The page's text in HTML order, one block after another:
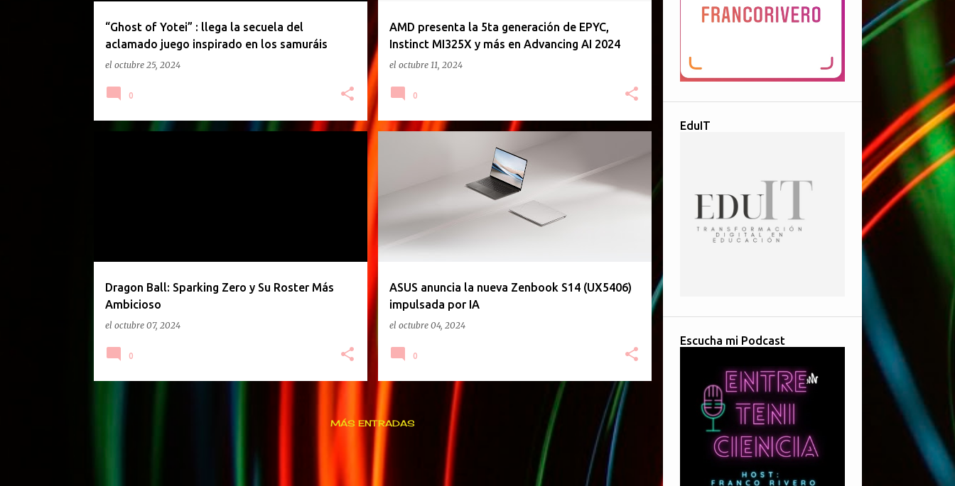
d
“⁠Ghost of Yotei” : llega la secuela del
aclamado juego inspirado en los samuráis
el octubre 25, 2024
0
AMD presenta la 5ta generación de EPYC,
Instinct MI325X y más en Advancing AI 2024
el octubre 11, 2024
0
Dragon Ball: Sparking Zero y Su Roster Más
Ambicioso
el octubre 07, 2024
0
ASUS anuncia la nueva Zenbook S14 (UX5406)
impulsada por IA
el octubre 04, 2024
S14 ZENBOOK
0
MÁS ENTRADAS
EduIT
Escucha mi Podcast